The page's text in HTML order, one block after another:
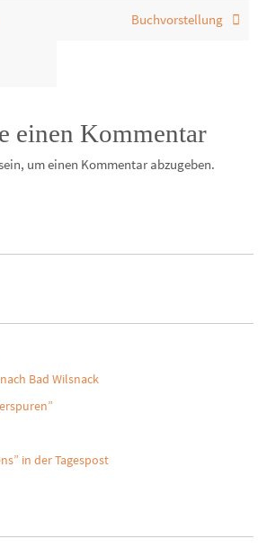
Buchvorstellung
einen Kommentar
um einen Kommentar abzugeben.
Bad Wilsnack
in der Tagespost